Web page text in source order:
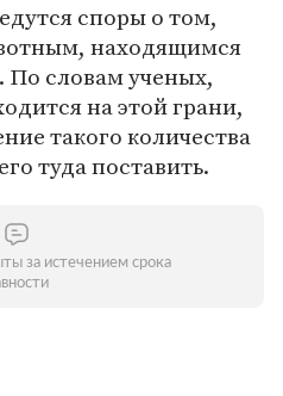
споры о том,
находящимся
словам ученых,
на этой грани,
такого количества
туда поставить.
за истечением срока